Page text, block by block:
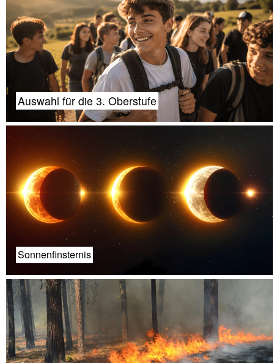
Auswahl für die 3. Oberstufe
Sonnenfinsternis